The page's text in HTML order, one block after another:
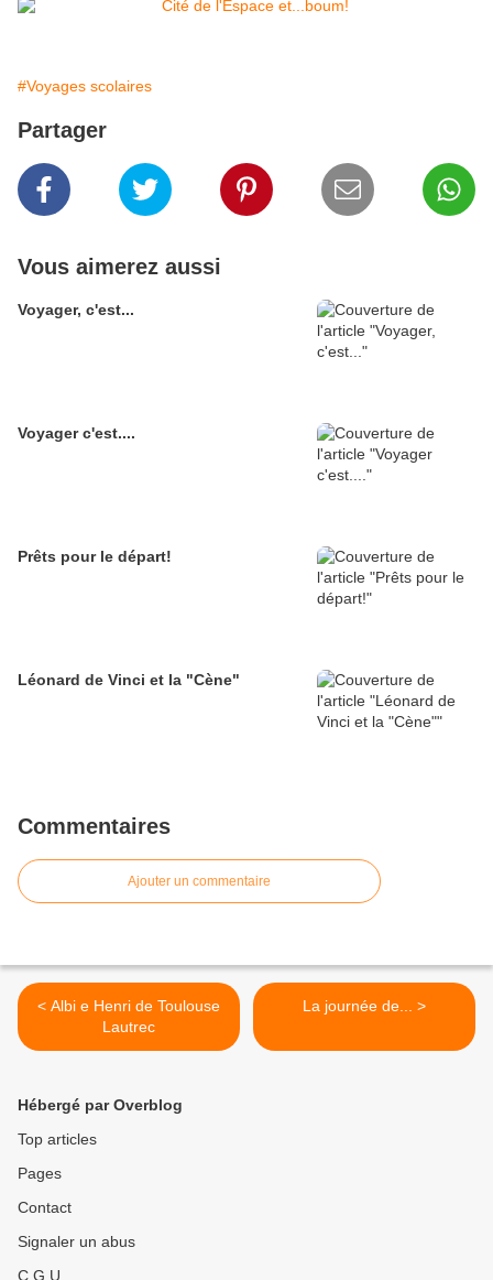
#Voyages scolaires
Partager
Vous aimerez aussi
Voyager, c'est...
Voyager c'est....
Prêts pour le départ!
Léonard de Vinci et la "Cène"
Commentaires
Ajouter un commentaire
< Albi e Henri de Toulouse
Lautrec
La journée de... >
Hébergé par Overblog
Top articles
Pages
Contact
Signaler un abus
C.G.U.